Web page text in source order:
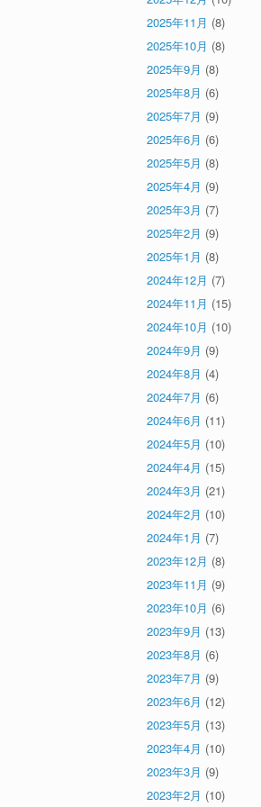
2025年11月 (8)
2025年10月 (8)
2025年9月 (8)
2025年8月 (6)
2025年7月 (9)
2025年6月 (6)
2025年5月 (8)
2025年4月 (9)
2025年3月 (7)
2025年2月 (9)
2025年1月 (8)
2024年12月 (7)
2024年11月 (15)
2024年10月 (10)
2024年9月 (9)
2024年8月 (4)
2024年7月 (6)
2024年6月 (11)
2024年5月 (10)
2024年4月 (15)
2024年3月 (21)
2024年2月 (10)
2024年1月 (7)
2023年12月 (8)
2023年11月 (9)
2023年10月 (6)
2023年9月 (13)
2023年8月 (6)
2023年7月 (9)
2023年6月 (12)
2023年5月 (13)
2023年4月 (10)
2023年3月 (9)
2023年2月 (10)